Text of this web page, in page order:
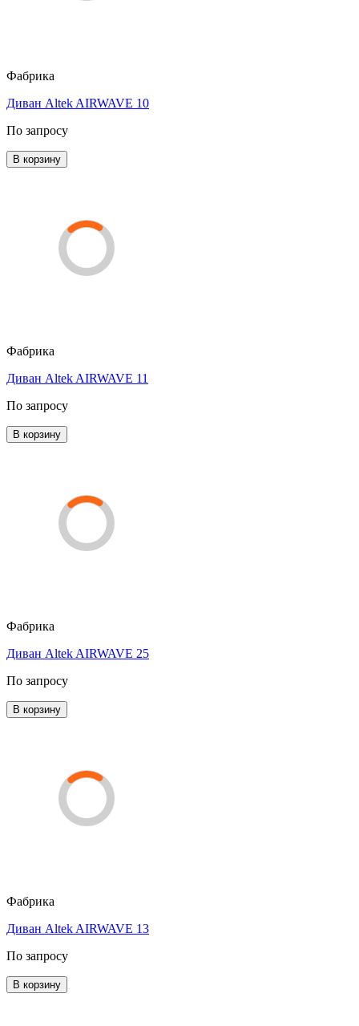
Фабрика
Диван Altek AIRWAVE 10
По запросу
В корзину
Фабрика
Диван Altek AIRWAVE 11
По запросу
В корзину
Фабрика
Диван Altek AIRWAVE 25
По запросу
В корзину
Фабрика
Диван Altek AIRWAVE 13
По запросу
В корзину